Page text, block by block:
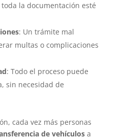
la documentación esté
: Un trámite mal
multas o complicaciones
: Todo el proceso puede
sin necesidad de
cada vez más personas
de vehículosa